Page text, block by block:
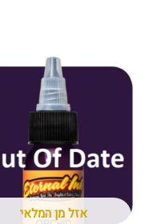
אזל מן המלאי